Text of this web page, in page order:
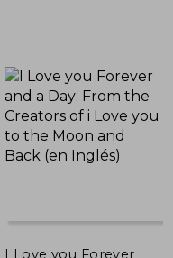
dcto. S/
I Love you Forever